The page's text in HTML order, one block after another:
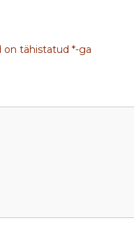
on tähistatud *-ga